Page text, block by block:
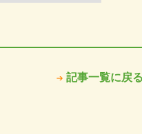
記事一覧に戻る